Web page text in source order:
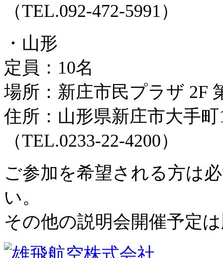
（TEL.092-472-5991）
・山形
定員：10名
場所：新庄市民プラザ 2F
住所：山形県新庄市大手町
（TEL.0233-22-4200）
ご参加を希望される方は
い。
その他の説明会開催予定